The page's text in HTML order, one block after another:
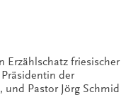
Erzählschatz friesischer
der
Pastor Jörg Schmid